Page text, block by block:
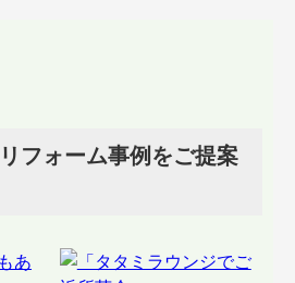
フォーム事例をご提案